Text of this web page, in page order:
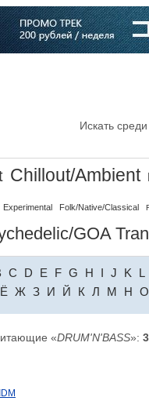
Искать
Chillout/Ambient
Experimental Folk/Native/Classical
GOA
C D E F G H I J K
L
Ё Ж З И Й К Л М Н О
«DRUM'N'BASS»:
IDM